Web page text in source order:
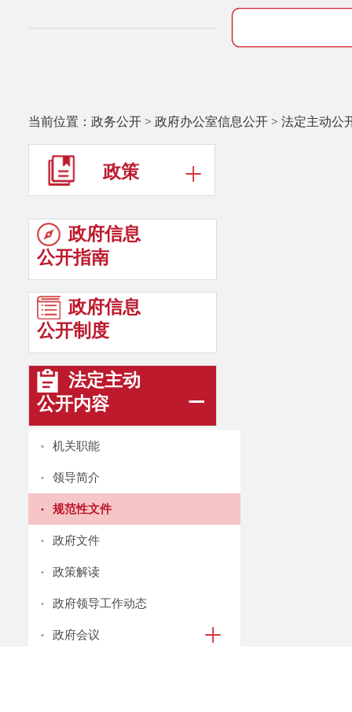
当前位置： 政务公开 > 政府办公室信息公开 > 法定主动公
政策
政府信息
公开指南
政府信息
公开制度
法定主动
公开内容
· 机关职能
· 领导简介
· 规范性文件
· 政府文件
· 政策解读
· 政府领导工作动态
· 政府会议